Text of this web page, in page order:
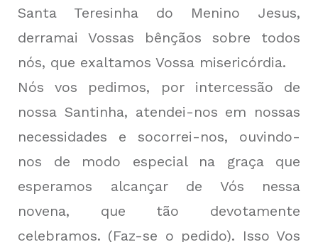
Santa Teresinha do Menino Jesus,
derramai Vossas bênçãos sobre todos
nós, que exaltamos Vossa misericórdia.
Nós vos pedimos, por intercessão de
nossa Santinha, atendei-nos em nossas
necessidades e socorrei-nos, ouvindo-
nos de modo especial na graça que
esperamos alcançar de Vós nessa
novena, que tão devotamente
celebramos. (Faz-se o pedido). Isso Vos